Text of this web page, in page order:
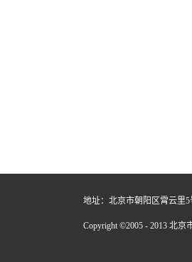
地址：北京市朝阳区霄云里5
Copyright ©2005 - 2013 北京